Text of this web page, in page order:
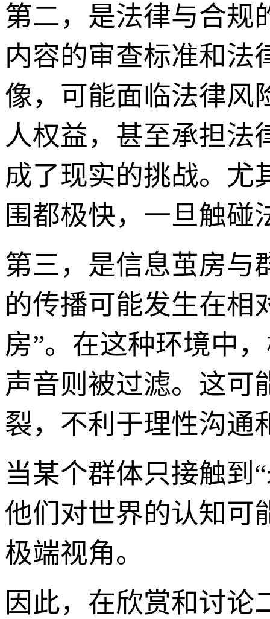
第二，是法律与合规
内容的审查标准和法
像，可能面临法律风
人权益，甚至承担法
成了现实的挑战。尤
围都极快，一旦触碰
第三，是信息茧房与
的传播可能发生在相
房”。在这种环境中
声音则被过滤。这可
裂，不利于理性沟通
当某个群体只接触到
他们对世界的认知可
极端视角。
因此，在欣赏和讨论